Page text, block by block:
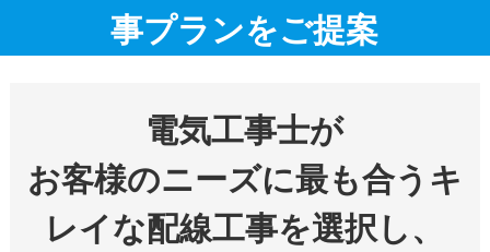
事プランをご提案
電気工事士が
お客様のニーズに最も合うキ
レイな配線工事を選択し、